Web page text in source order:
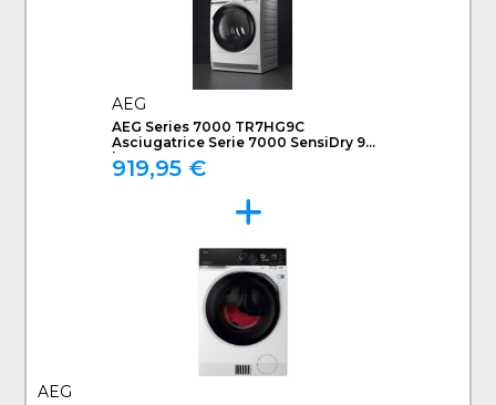
AEG
AEG Series 7000 TR7HG9C
Asciugatrice Serie 7000 SensiDry 9
kg
919,95 €
AEG